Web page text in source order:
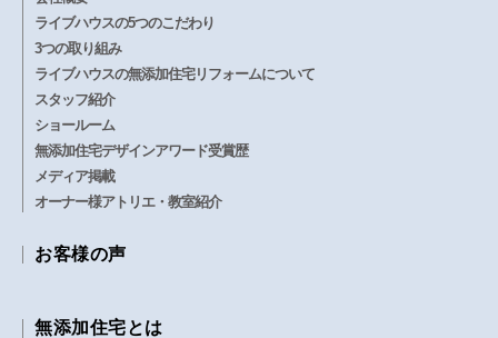
ライブハウスの5つのこだわり
3つの取り組み
ライブハウスの無添加住宅リフォームについて
スタッフ紹介
ショールーム
無添加住宅デザインアワード受賞歴
メディア掲載
オーナー様アトリエ・教室紹介
お客様の声
無添加住宅とは